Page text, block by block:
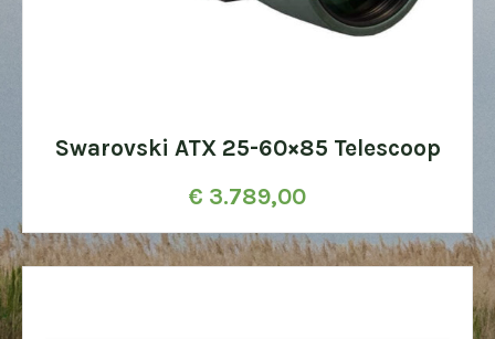
Swarovski ATX 25-60×85 Telescoop
€ 3.789,00